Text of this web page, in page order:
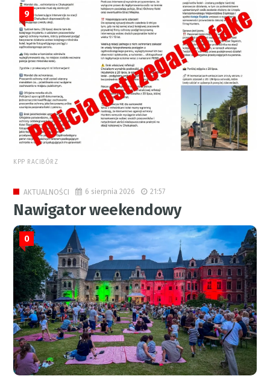
9
KPP RACIBÓRZ
AKTUALNOŚCI 6 sierpnia 2026 21:57
Nawigator weekendowy
0